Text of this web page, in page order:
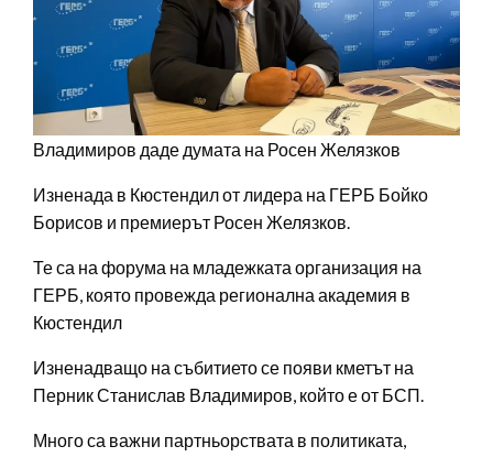
Владимиров даде думата на Росен Желязков
Изненада в Кюстендил от лидера на ГЕРБ Бойко
Борисов и премиерът Росен Желязков.
Те са на форума на младежката организация на
ГЕРБ, която провежда регионална академия в
Кюстендил
Изненадващо на събитието се появи кметът на
Перник Станислав Владимиров, който е от БСП.
Много са важни партньорствата в политиката,